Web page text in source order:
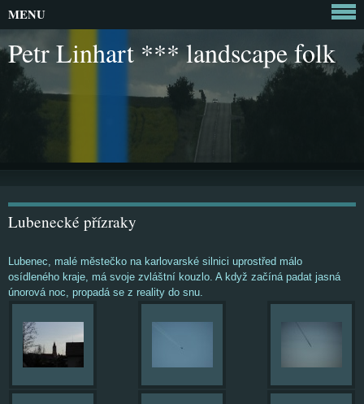
Petr Linhart *** landscape folk
Lubenecké přízraky
Lubenec, malé městečko na karlovarské silnici uprostřed málo
osídleného kraje, má svoje zvláštní kouzlo. A když začíná padat jasná
únorová noc, propadá se z reality do snu.
MENU